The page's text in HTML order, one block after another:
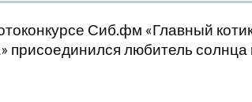
Сиб.фм «Главный
присоединился любитель солнца